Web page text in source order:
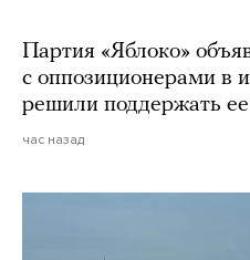
Партия «Яблоко»
с оппозиционерами в
решили поддержать
час назад